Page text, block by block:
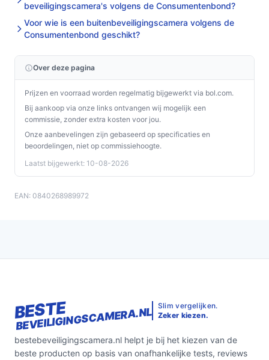
Kleur:Zwart — neutrale kleur die in de meeste
interieurs past.
Voor binnen of buiten:Voor binnen — dit model is
bedoeld voor binnenshuis gebruik.
Inclusief montagemateriaal:
Voedingstype:Netstroom — vereist een
stopcontact in de buurt van de montageplek.
Visible microfoon / speakers:
microfoon / geïntegreerde speakers — de camera
biedt tweewegspraak en privacybediening over
microfoongebruik.
Veelgestelde vragen
Is dit geschikt voor thuisgebruik / intensief gebruik /
dagelijks gebruik?
beveiligingscamera's volgens de Consumentenbond?
Voor wie is een buitenbeveiligingscamera volgens de
Consumentenbond geschikt?
Over deze pagina
Prijzen en voorraad worden regelmatig bijgewerkt via bol.com.
Bij aankoop via onze links ontvangen wij mogelijk een
commissie, zonder extra kosten voor jou.
Onze aanbevelingen zijn gebaseerd op specificaties en
beoordelingen, niet op commissiehoogte.
Laatst bijgewerkt: 10-08-2026
EAN: 0840268989972
BESTE
BEVEILIGINGSCAMERA.NL Slim vergelijken.
Zeker kiezen.
bestebeveiligingscamera.nl helpt je bij het kiezen van de
beste producten op basis van onafhankelijke tests, reviews